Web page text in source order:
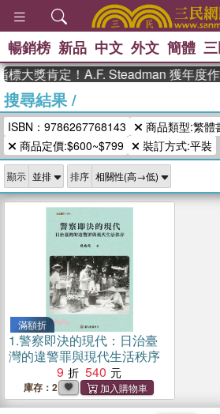
、 The
史是一群喵
獎 臺灣漫遊錄
登輝時代 、
偉大的迷走神
暢銷榜 新品 中文 外文 簡體
大獎肯定！A.F. Steadman 獲年度
搜尋結果/
ISBN：9786267768143
商品類型:繁體
商品定價:$600~$799
裝訂方式:平裝
顯示 排序
滿額折
1.警察即決的現代：日治臺
灣的違警罪與現代生活秩序
9
540
庫存：2